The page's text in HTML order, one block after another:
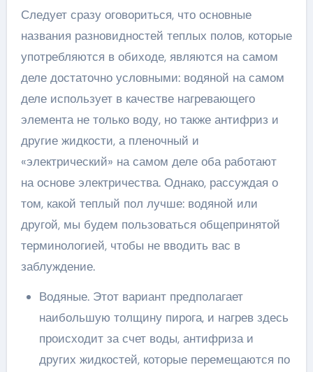
Следует сразу оговориться, что основные
названия разновидностей теплых полов, которые
употребляются в обиходе, являются на самом
деле достаточно условными: водяной на самом
деле использует в качестве нагревающего
элемента не только воду, но также антифриз и
другие жидкости, а пленочный и
«электрический» на самом деле оба работают
на основе электричества. Однако, рассуждая о
том, какой теплый пол лучше: водяной или
другой, мы будем пользоваться общепринятой
терминологией, чтобы не вводить вас в
заблуждение.
Водяные. Этот вариант предполагает
наибольшую толщину пирога, и нагрев здесь
происходит за счет воды, антифриза и
других жидкостей, которые перемещаются по